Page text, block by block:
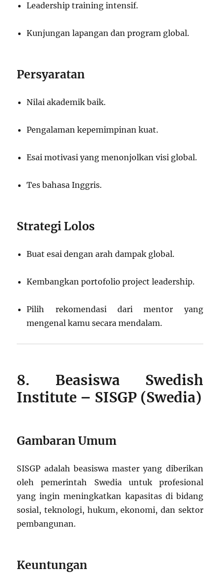
Leadership training intensif.
Kunjungan lapangan dan program global.
Persyaratan
Nilai akademik baik.
Pengalaman kepemimpinan kuat.
Esai motivasi yang menonjolkan visi global.
Tes bahasa Inggris.
Strategi Lolos
Buat esai dengan arah dampak global.
Kembangkan portofolio project leadership.
Pilih rekomendasi dari mentor yang
mengenal kamu secara mendalam.
8. Beasiswa Swedish
Institute – SISGP (Swedia)
Gambaran Umum
SISGP adalah beasiswa master yang diberikan
oleh pemerintah Swedia untuk profesional
yang ingin meningkatkan kapasitas di bidang
sosial, teknologi, hukum, ekonomi, dan sektor
pembangunan.
Keuntungan